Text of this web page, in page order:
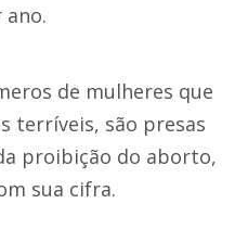
de mulheres que
terríveis, são presas
proibição do aborto,
sua cifra.